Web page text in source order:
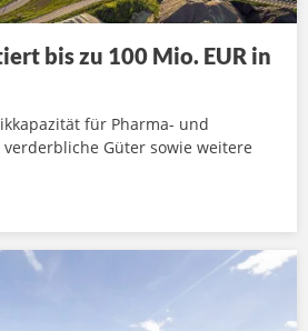
bis zu 100 Mio. EUR in
für Pharma- und
Güter sowie weitere